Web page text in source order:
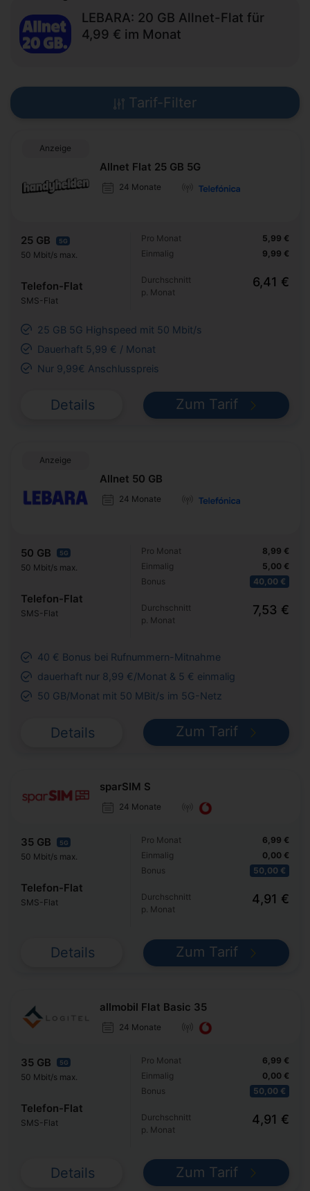
LEBARA: 20 GB Allnet-Flat für
4,99 € im Monat
Tarif-Filter
Anzeige
Allnet Flat 25 GB 5G
24 Monate
25 GB 5G
50 Mbit/s max.
Telefon-Flat
SMS-Flat
Pro Monat
Einmalig
5,99 €
9,99 €
Durchschnitt
p. Monat
6,41 €
25 GB 5G Highspeed mit 50 Mbit/s
Dauerhaft 5,99 € / Monat
Nur 9,99€ Anschlusspreis
Details Zum Tarif
Anzeige
Allnet 50 GB
24 Monate
50 GB 5G
50 Mbit/s max.
Telefon-Flat
SMS-Flat
Pro Monat
Einmalig
Bonus
8,99 €
5,00 €
40,00 €
Durchschnitt
p. Monat
7,53 €
40 € Bonus bei Rufnummern-Mitnahme
dauerhaft nur 8,99 €/Monat & 5 € einmalig
50 GB/Monat mit 50 MBit/s im 5G-Netz
Details Zum Tarif
sparSIM S
24 Monate
35 GB 5G
50 Mbit/s max.
Telefon-Flat
SMS-Flat
Pro Monat
Einmalig
Bonus
6,99 €
0,00 €
50,00 €
Durchschnitt
p. Monat
4,91 €
Details Zum Tarif
allmobil Flat Basic 35
24 Monate
35 GB 5G
50 Mbit/s max.
Telefon-Flat
SMS-Flat
Pro Monat
Einmalig
Bonus
6,99 €
0,00 €
50,00 €
Durchschnitt
p. Monat
4,91 €
Details Zum Tarif